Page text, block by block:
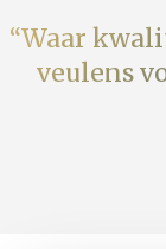
“Waar
veulens